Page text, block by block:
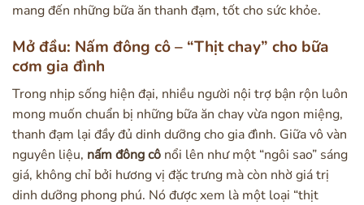
mang đến những bữa ăn thanh đạm, tốt cho sức khỏe.
Mở đầu: Nấm đông cô – “Thịt chay” cho bữa
cơm gia đình
Trong nhịp sống hiện đại, nhiều người nội trợ bận rộn luôn
mong muốn chuẩn bị những bữa ăn chay vừa ngon miệng,
thanh đạm lại đầy đủ dinh dưỡng cho gia đình. Giữa vô vàn
nguyên liệu, nấm đông cô nổi lên như một “ngôi sao” sáng
giá, không chỉ bởi hương vị đặc trưng mà còn nhờ giá trị
dinh dưỡng phong phú. Nó được xem là một loại “thịt